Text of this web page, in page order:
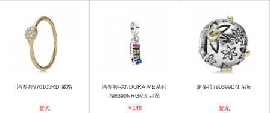
潘多拉970105RD 戒指
暂无
潘多拉PANDORA ME系列
798390NRGMX 吊坠
￥148
潘多拉790399DN 吊坠
暂无